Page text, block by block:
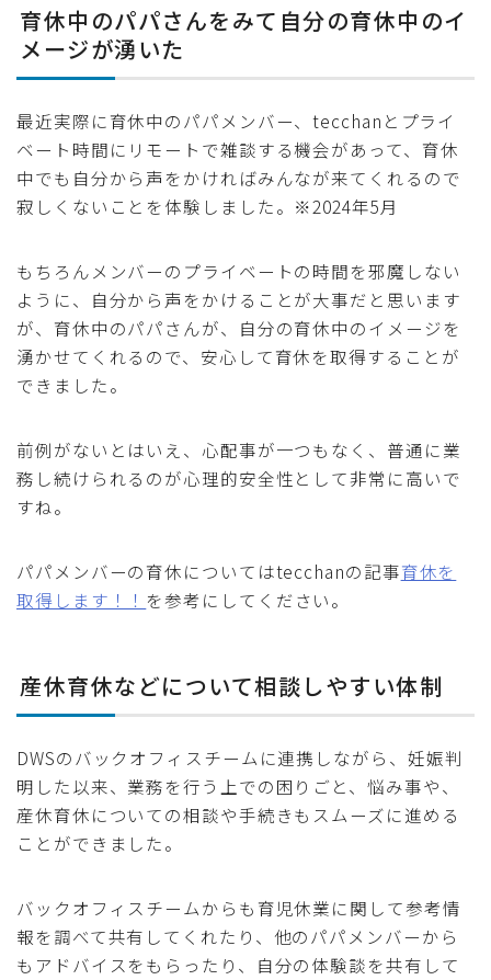
育休中のパパさんをみて自分の育休中のイ
メージが湧いた
最近実際に育休中のパパメンバー、tecchanとプライ
ベート時間にリモートで雑談する機会があって、育休
中でも自分から声をかければみんなが来てくれるので
寂しくないことを体験しました。※2024年5月
もちろんメンバーのプライベートの時間を邪魔しない
ように、自分から声をかけることが大事だと思います
が、育休中のパパさんが、自分の育休中のイメージを
湧かせてくれるので、安心して育休を取得することが
できました。
前例がないとはいえ、心配事が一つもなく、普通に業
務し続けられるのが心理的安全性として非常に高いで
すね。
パパメンバーの育休についてはtecchanの記事育休を
取得します！！ を参考にしてください。
産休育休などについて相談しやすい体制
DWSのバックオフィスチームに連携しながら、妊娠判
明した以来、業務を行う上での困りごと、悩み事や、
産休育休についての相談や手続きもスムーズに進める
ことができました。
バックオフィスチームからも育児休業に関して参考情
報を調べて共有してくれたり、他のパパメンバーから
もアドバイスをもらったり、自分の体験談を共有して